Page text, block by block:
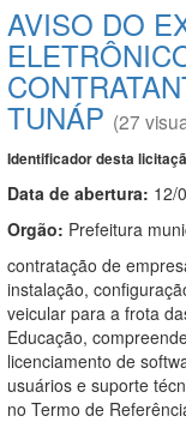
AVISO DO
TUNÁP (27
Identificador desta
Data de abertura: 12/
Orgão: Prefeitura
contratação de
instalação,
veicular para a frota
Educação,
licenciamento de
usuários e suporte
no Termo de